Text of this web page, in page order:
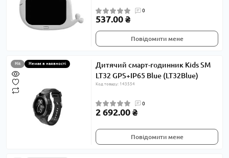
0
537.00 ₴
Повідомити мене
Hit Немає в наявності
Дитячий смарт-годинник Kids SM
LT32 GPS+IP65 Blue (LT32Blue)
Код товару: 143554
0
2 692.00 ₴
Повідомити мене